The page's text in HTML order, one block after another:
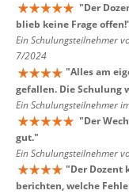
"Der
blieb keine Frage offen!
Ein Schulungsteilnehmer
7/2024
"Alles am
gefallen. Die Schulung
Ein Schulungsteilnehmer
"Der
gut."
Ein Schulungsteilnehmer
"Der Dozent
berichten, welche